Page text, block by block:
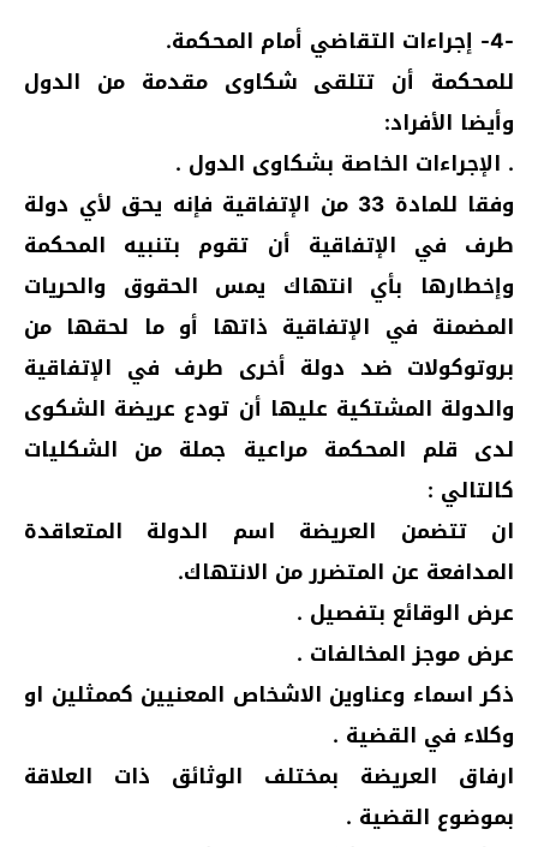
-4- إجراءات التقاضي أمام المحكمة.
للمحكمة أن تتلقى شكاوى مقدمة من الدول
وأيضا الأفراد:
. الإجراءات الخاصة بشكاوى الدول .
وفقا للمادة 33 من الإتفاقية فإنه يحق لأي دولة
طرف في الإتفاقية أن تقوم بتنبيه المحكمة
وإخطارها بأي انتهاك يمس الحقوق والحريات
المضمنة في الإتفاقية ذاتها أو ما لحقها من
بروتوكولات ضد دولة أخرى طرف في الإتفاقية
والدولة المشتكية عليها أن تودع عريضة الشكوى
لدى قلم المحكمة مراعية جملة من الشكليات
كالتالي :
ان تتضمن العريضة اسم الدولة المتعاقدة
المدافعة عن المتضرر من الانتهاك.
عرض الوقائع بتفصيل .
عرض موجز المخالفات .
ذكر اسماء وعناوين الاشخاص المعنيين كممثلين او
وكلاء في القضية .
ارفاق العريضة بمختلف الوثائق ذات العلاقة
بموضوع القضية .